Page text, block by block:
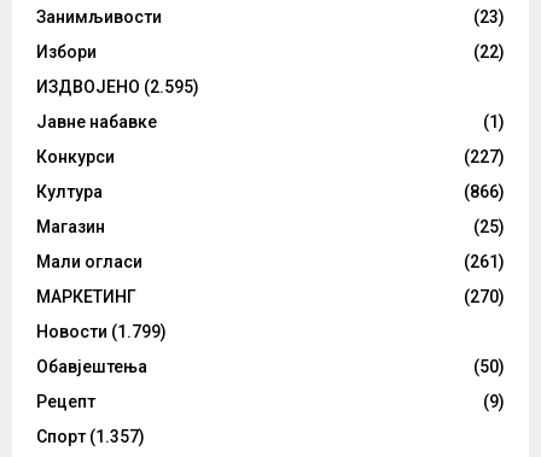
Занимљивости
(23)
Избори
(22)
ИЗДВОЈЕНО (2.595)
Јавне набавке
(1)
Конкурси
(227)
Култура
(866)
Магазин
(25)
Мали огласи
(261)
МАРКЕТИНГ
(270)
Новости (1.799)
Обавјештења
(50)
Рецепт
(9)
Спорт (1.357)